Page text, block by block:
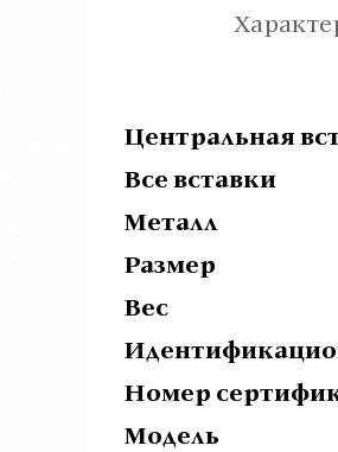
Центральная
Все вставки
Металл
Размер
Вес
Номер
Модель